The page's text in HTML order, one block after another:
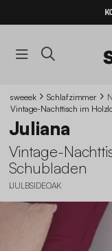
sweeek Schlafzimmer
Vintage-Nachttisch im
Juliana
Vintage-
Schubladen
IJULBSIDEOAK